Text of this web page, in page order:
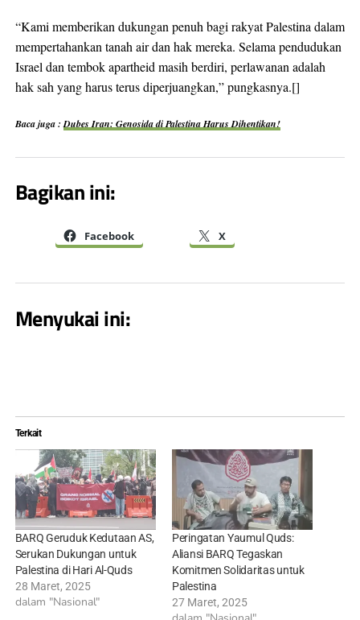
“Kami memberikan dukungan penuh bagi rakyat Palestina dalam
mempertahankan tanah air dan hak mereka. Selama pendudukan
Israel dan tembok apartheid masih berdiri, perlawanan adalah
hak sah yang harus terus diperjuangkan,” pungkasnya.[]
Baca juga :Dubes Iran: Genosida di Palestina Harus Dihentikan!
Bagikan ini:
Facebook X
Menyukai ini:
Terkait
BARQ Geruduk Kedutaan AS,
Serukan Dukungan untuk
Palestina di Hari Al-Quds
28 Maret, 2025
dalam "Nasional"
Peringatan Yaumul Quds:
Aliansi BARQ Tegaskan
Komitmen Solidaritas untuk
Palestina
27 Maret, 2025